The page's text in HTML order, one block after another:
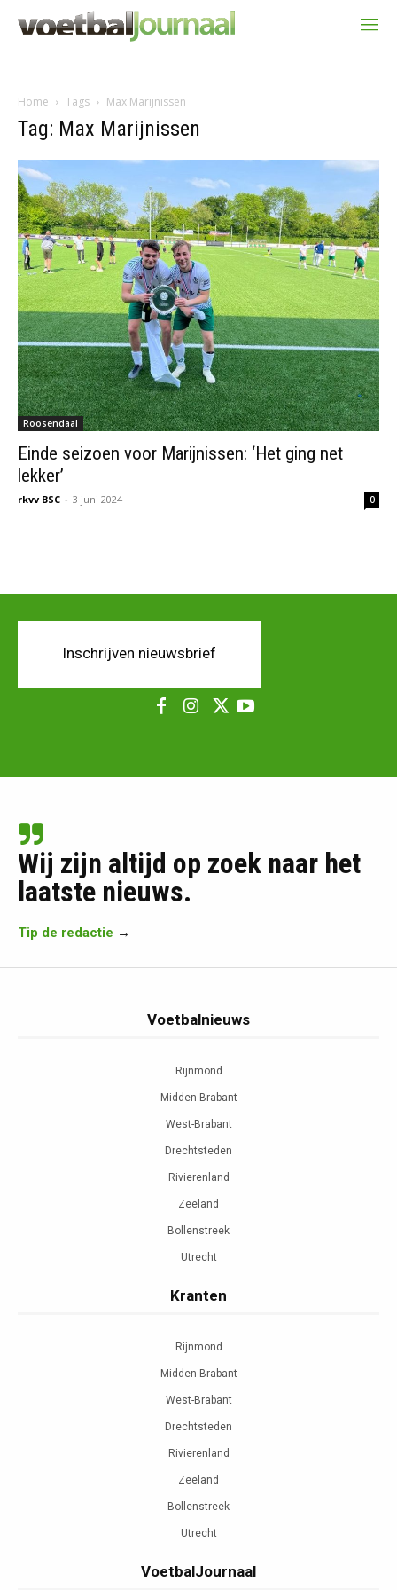
Home Tags Max Marijnissen
Tag: Max Marijnissen
Roosendaal
Einde seizoen voor Marijnissen: ‘Het ging net
lekker’
rkvv BSC - 3 juni 2024 0
Inschrijven nieuwsbrief
Wij zijn altijd op zoek naar het
laatste nieuws.
Tip de redactie →
Voetbalnieuws
Rijnmond
Midden-Brabant
West-Brabant
Drechtsteden
Rivierenland
Zeeland
Bollenstreek
Utrecht
Kranten
Rijnmond
Midden-Brabant
West-Brabant
Drechtsteden
Rivierenland
Zeeland
Bollenstreek
Utrecht
VoetbalJournaal